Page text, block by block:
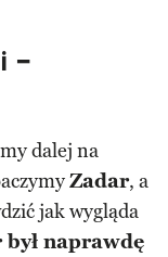
–
dalej na
Zadar, a
jak wygląda
był naprawdę